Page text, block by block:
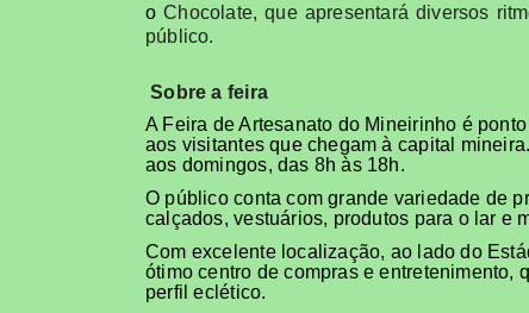
oChocolate, que apresentará diversos
público.
Sobre a feira
A Feira de Artesanato do Mineirinho é
aos visitantes que chegam à capital
aos domingos, das 8h às 18h.
O público conta com grande variedade de
calçados, vestuários, produtos para o lar e
Com excelente localização, ao lado do
ótimo centro de compras e entretenimento,
perfil eclético.